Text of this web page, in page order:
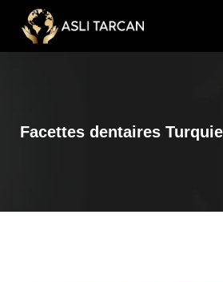
Facettes dentaires Turquie